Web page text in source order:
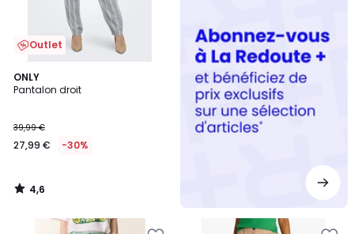
Outlet
ONLY
Pantalon droit
39,99 €
27,99 € -30%
4,6
/ 5
4,6
/